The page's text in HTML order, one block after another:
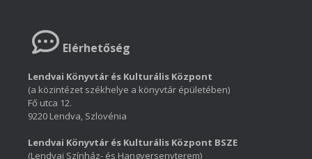
Elérhetőség
Lendvai Könyvtár és Kulturális Központ
(a közintézet székhelye a könyvtár épületében)
Fő utca 12.
9220 Lendva, Szlovénia
Lendvai Könyvtár és Kulturális Központ BSZE
(Lendvai Színház- és Hangversenyterem)